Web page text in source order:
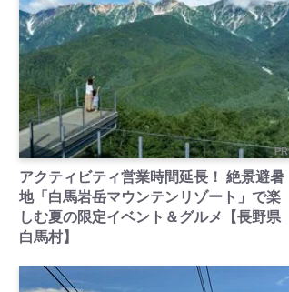
PR
アクティビティ営業時間延長！ 絶景避暑
地「白馬岩岳マウンテンリゾート」で楽
しむ夏の限定イベント＆グルメ【長野県
白馬村】